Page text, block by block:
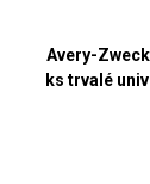
Avery-
ks trvalé